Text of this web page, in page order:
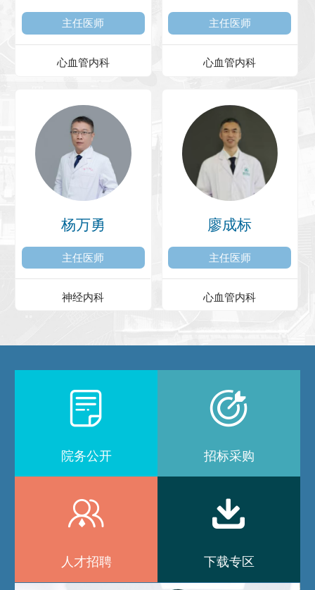
主任医师
心血管内科
主任医师
心血管内科
杨万勇
主任医师
神经内科
廖成标
主任医师
心血管内科

院务公开

招标采购

人才招聘

下载专区